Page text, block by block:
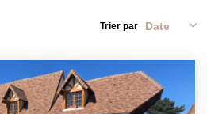
Trier par